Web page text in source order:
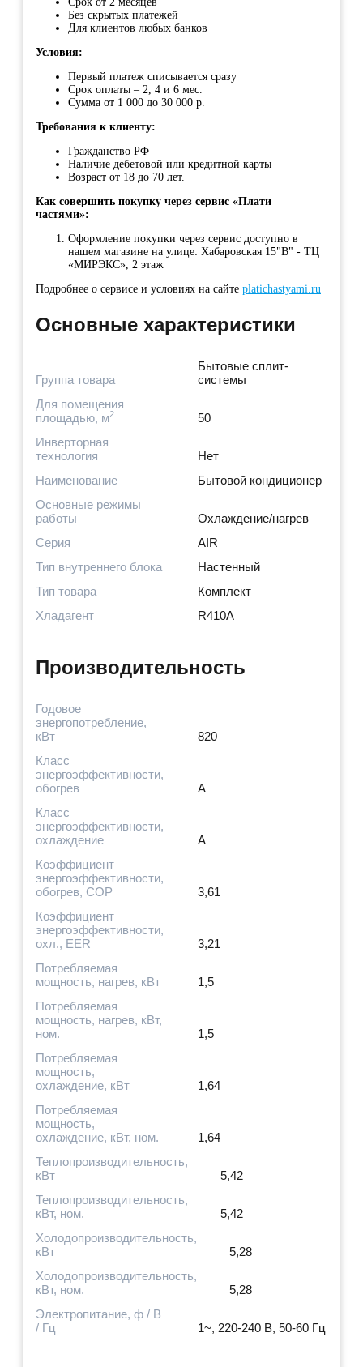
Без скрытых платежей
Для клиентов любых банков
Условия:
Первый платеж списывается сразу
Срок оплаты – 2, 4 и 6 мес.
Сумма от 1 000 до 30 000 р.
Требования к клиенту:
Гражданство РФ
Наличие дебетовой или кредитной карты
Возраст от 18 до 70 лет.
Как совершить покупку через сервис «Плати
частями»:
Оформление покупки через сервис доступно в
нашем магазине на улице: Хабаровская 15"В" - ТЦ
«МИРЭКС», 2 этаж
Подробнее о сервисе и условиях на сайте platichastyami.ru
Основные характеристики
Группа товара
Бытовые сплит-
системы
Для помещения
площадью, м2
50
Инверторная
технология
Нет
Наименование
Бытовой кондиционер
Основные режимы
работы
Охлаждение/нагрев
Серия
AIR
Тип внутреннего блока
Настенный
Тип товара
Комплект
Хладагент
R410A
Производительность
Годовое
энергопотребление,
кВт
820
Класс
энергоэффективности,
обогрев
A
Класс
энергоэффективности,
охлаждение
A
Коэффициент
энергоэффективности,
обогрев, COP
3,61
Коэффициент
энергоэффективности,
охл., EER
3,21
Потребляемая
мощность, нагрев, кВт
1,5
Потребляемая
мощность, нагрев, кВт,
ном.
1,5
Потребляемая
мощность,
охлаждение, кВт
1,64
Потребляемая
мощность,
охлаждение, кВт, ном.
1,64
Теплопроизводительность,
кВт
5,42
Теплопроизводительность,
кВт, ном.
5,42
Холодопроизводительность,
кВт
5,28
Холодопроизводительность,
кВт, ном.
5,28
Электропитание, ф / В
/ Гц
1~, 220-240 В, 50-60 Гц